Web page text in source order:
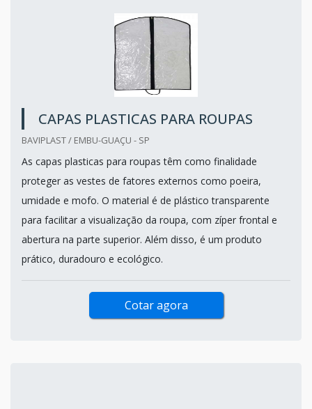
CAPAS PLASTICAS PARA ROUPAS
BAVIPLAST / EMBU-GUAÇU - SP
As capas plasticas para roupas têm como finalidade
proteger as vestes de fatores externos como poeira,
umidade e mofo. O material é de plástico transparente
para facilitar a visualização da roupa, com zíper frontal e
abertura na parte superior. Além disso, é um produto
prático, duradouro e ecológico.
Cotar agora